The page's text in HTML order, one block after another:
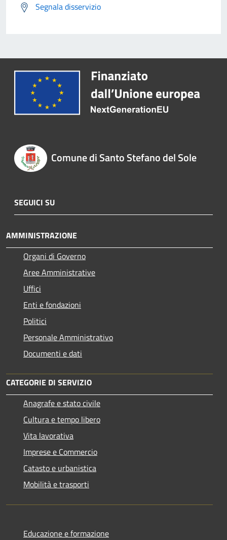
Segnala disservizio
Comune di Santo Stefano del Sole
SEGUICI SU
AMMINISTRAZIONE
Organi di Governo
Aree Amministrative
Uffici
Enti e fondazioni
Politici
Personale Amministrativo
Documenti e dati
CATEGORIE DI SERVIZIO
Anagrafe e stato civile
Cultura e tempo libero
Vita lavorativa
Imprese e Commercio
Catasto e urbanistica
Mobilità e trasporti
Educazione e formazione